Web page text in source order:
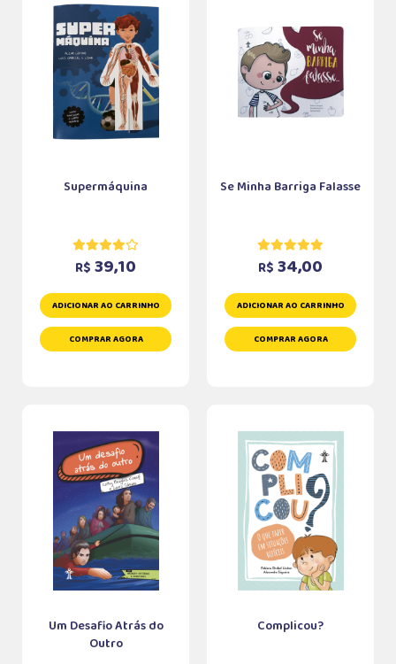
Supermáquina
R$ 39,10
ADICIONAR AO CARRINHO
COMPRAR AGORA
Se Minha Barriga Falasse
R$ 34,00
ADICIONAR AO CARRINHO
COMPRAR AGORA
Um Desafio Atrás do
Outro
Complicou?